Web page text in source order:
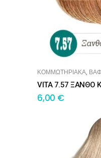
ΠΡΟΣΘΉΚΗ
ΚΟΜΜΩΤΗΡΙΑΚΑ,
VITA 7.57 ΞΑΝΘΟ
6,00 €